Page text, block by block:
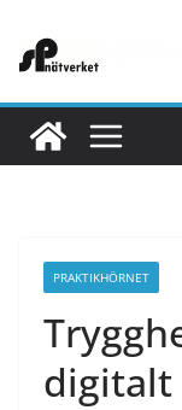
PRAKTIKHÖRNET
digitalt